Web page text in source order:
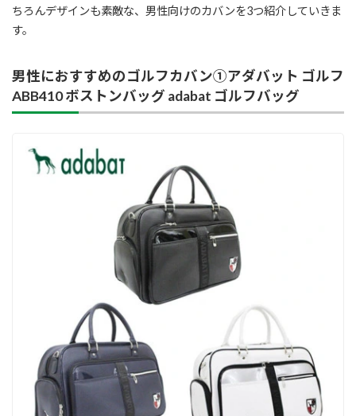
ちろんデザインも素敵な、男性向けのカバンを3つ紹介していきま
す。
男性におすすめのゴルフカバン①アダバット ゴルフ
ABB410 ボストンバッグ adabat ゴルフバッグ